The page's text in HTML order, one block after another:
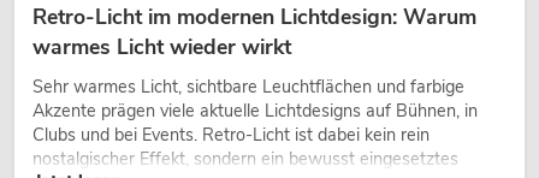
Retro-Licht im modernen Lichtdesign: Warum
warmes Licht wieder wirkt
Sehr warmes Licht, sichtbare Leuchtflächen und farbige
Akzente prägen viele aktuelle Lichtdesigns auf Bühnen, in
Clubs und bei Events. Retro-Licht ist dabei kein rein
nostalgischer Effekt, sondern ein bewusst eingesetztes